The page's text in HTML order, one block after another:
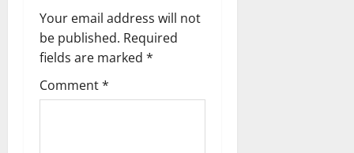
Your email address will not
be published. Required
fields are marked *
Comment*